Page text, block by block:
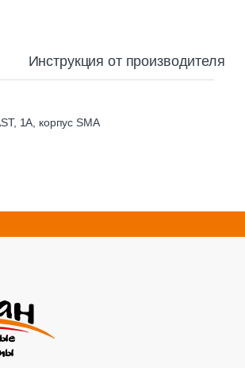
Инструкция от производителя
1A, корпус SMA